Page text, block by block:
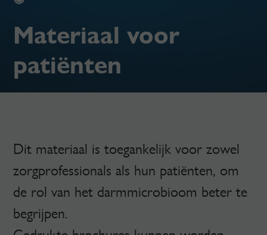
Materiaal voor
patiënten
Dit materiaal is toegankelijk voor zowel
zorgprofessionals als hun patiënten, om
de rol van het darmmicrobioom beter te
begrijpen.